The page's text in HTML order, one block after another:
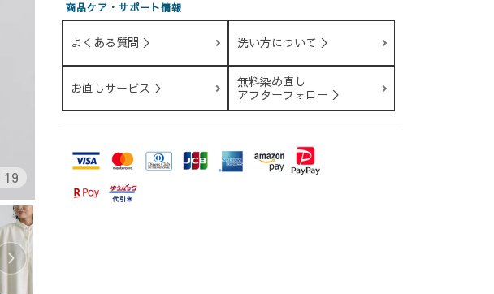
19
商品ケア・サポート情報
よくある質問 ＞ 洗い方について ＞
お直しサービス ＞
無料染め直し
アフターフォロー ＞